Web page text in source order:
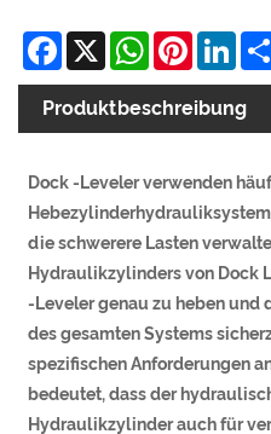
Facebook
X WhatsApp
Produktbeschreibung
Dock -Leveler verwenden
die schwerere Lasten
Hydraulikzylinders von Dock
-Leveler genau zu heben
des gesamten Systems
spezifischen Anforderungen
bedeutet, dass der
Hydraulikzylinder auch für